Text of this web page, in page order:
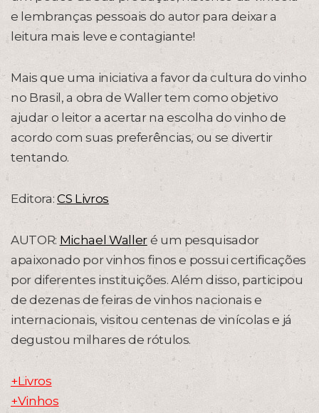
e lembranças pessoais do autor para deixar a
leitura mais leve e contagiante!
Mais que uma iniciativa a favor da cultura do vinho
no Brasil, a obra de Waller tem como objetivo
ajudar o leitor a acertar na escolha do vinho de
acordo com suas preferências, ou se divertir
tentando.
Editora: CS Livros
AUTOR: Michael Walleré um pesquisador
apaixonado por vinhos finos e possui certificações
por diferentes instituições. Além disso, participou
de dezenas de feiras de vinhos nacionais e
internacionais, visitou centenas de vinícolas e já
degustou milhares de rótulos.
+Livros
+Vinhos